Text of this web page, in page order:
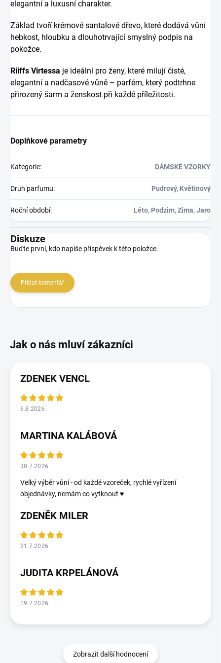
elegantní a luxusní charakter.
Základ tvoří krémové santalové dřevo, které dodává vůni
hebkost, hloubku a dlouhotrvající smyslný podpis na
pokožce.
Riiffs Virtessa je ideální pro ženy, které milují čisté,
elegantní a nadčasové vůně – parfém, který podtrhne
přirozený šarm a ženskost při každé příležitosti.
Doplňkové parametry
Kategorie: DÁMSKÉ VZORKY
Druh parfumu: Pudrový, Květinový
Roční období: Léto, Podzim, Zima, Jaro
Diskuze
Buďte první, kdo napíše příspěvek k této položce.
Přidat komentář
ZDENEK VENCL
6.8.2026
MARTINA KALÁBOVÁ
30.7.2026
Velký výběr vůní - od každé vzoreček, rychlé vyřízení
objednávky, nemám co vytknout ♥️
ZDENĚK MILER
21.7.2026
JUDITA KRPELÁNOVÁ
19.7.2026
Zobrazit další hodnocení